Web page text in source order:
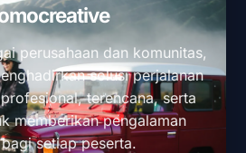
perusahaan dan komunitas,
solusi perjalanan
terencana, serta
memberikan pengalaman
setiap peserta.